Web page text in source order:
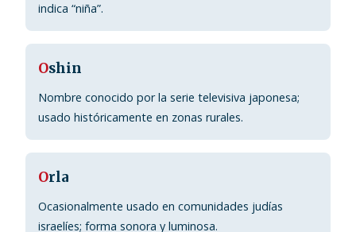
indica “niña”.
Oshin
Nombre conocido por la serie televisiva japonesa;
usado históricamente en zonas rurales.
Orla
Ocasionalmente usado en comunidades judías
israelíes; forma sonora y luminosa.